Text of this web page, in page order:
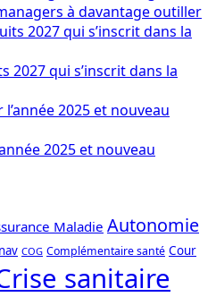
à davantage outiller
2027 qui s’inscrit dans la
2025 et nouveau
Maladie Autonomie
COG Complémentaire santé Cour
sanitaire